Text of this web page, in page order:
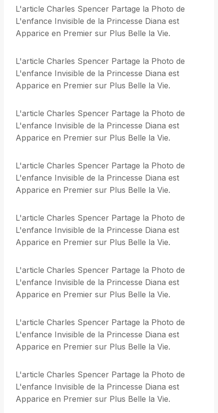
L'article Charles Spencer Partage la Photo de
L'enfance Invisible de la Princesse Diana est
Apparice en Premier sur Plus Belle la Vie.
L'article Charles Spencer Partage la Photo de
L'enfance Invisible de la Princesse Diana est
Apparice en Premier sur Plus Belle la Vie.
L'article Charles Spencer Partage la Photo de
L'enfance Invisible de la Princesse Diana est
Apparice en Premier sur Plus Belle la Vie.
L'article Charles Spencer Partage la Photo de
L'enfance Invisible de la Princesse Diana est
Apparice en Premier sur Plus Belle la Vie.
L'article Charles Spencer Partage la Photo de
L'enfance Invisible de la Princesse Diana est
Apparice en Premier sur Plus Belle la Vie.
L'article Charles Spencer Partage la Photo de
L'enfance Invisible de la Princesse Diana est
Apparice en Premier sur Plus Belle la Vie.
L'article Charles Spencer Partage la Photo de
L'enfance Invisible de la Princesse Diana est
Apparice en Premier sur Plus Belle la Vie.
L'article Charles Spencer Partage la Photo de
L'enfance Invisible de la Princesse Diana est
Apparice en Premier sur Plus Belle la Vie.